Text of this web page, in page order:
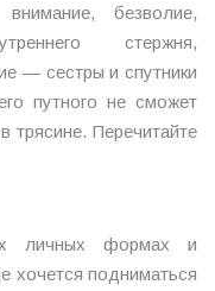
внимание, безволие,
стержня,
— сестры и спутники
путного не сможет
трясине. Перечитайте
личных формах и
хочется подниматься